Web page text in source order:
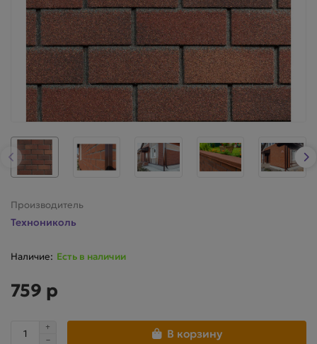
Производитель
Технониколь
Есть в наличии
759 р
В корзину